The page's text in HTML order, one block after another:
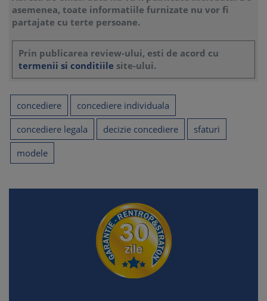
asemenea, toate informatiile furnizate nu vor fi
partajate cu terte persoane.
Prin publicarea review-ului, esti de acord cu
termenii si conditiile site-ului.
concediere
concediere individuala
concediere legala
decizie concediere
sfaturi
modele